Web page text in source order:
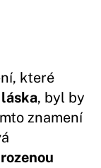
které
, byl by
znamení